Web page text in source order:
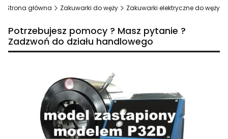
Strona główna Zakuwarki do węży Zakuwarki elektryczne do węży
Potrzebujesz pomocy ? Masz pytanie ?
Zadzwoń do działu handlowego